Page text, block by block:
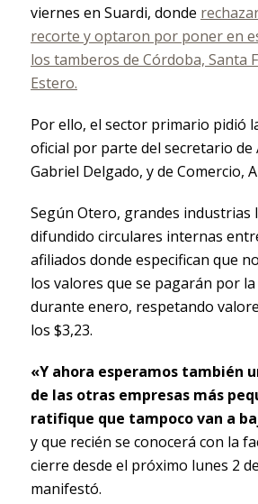
viernes en Suardi, donde
recorte y optaron por poner en
los tamberos de Córdoba, Santa
Estero.
Por ello, el sector primario pidió
oficial por parte del secretario de
Gabriel Delgado, y de Comercio,
Según Otero, grandes industrias
difundido circulares internas
afiliados donde especifican que
los valores que se pagarán por
durante enero, respetando
los $3,23.
«Y ahora esperamos también
de las otras empresas más
ratifique que tampoco van a
y que recién se conocerá con la
cierre desde el próximo lunes 2
manifestó.